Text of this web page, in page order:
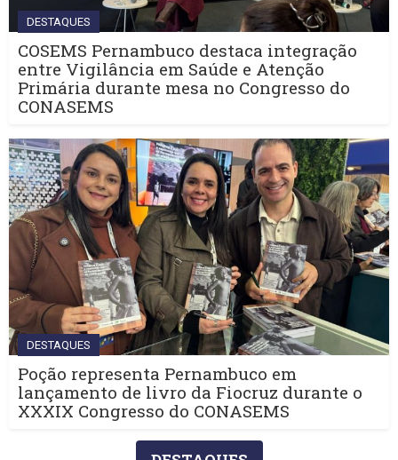
DESTAQUES
COSEMS Pernambuco destaca integração
entre Vigilância em Saúde e Atenção
Primária durante mesa no Congresso do
CONASEMS
DESTAQUES
Poção representa Pernambuco em
lançamento de livro da Fiocruz durante o
XXXIX Congresso do CONASEMS